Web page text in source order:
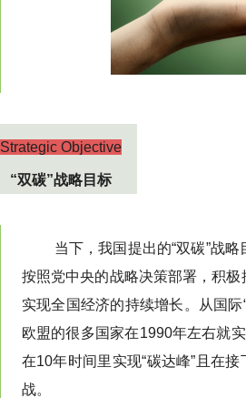
Strategic Objective
“双碳”战略目标
实现全国经济的持续增长。
欧盟的很多国家在1990年左右就实
战。